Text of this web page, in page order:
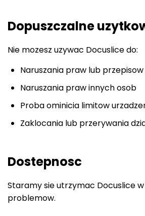
Dopuszczalne
Nie mozesz uzywac Docuslice do:
Naruszania praw lub przepisow
Naruszania praw innych osob
Proba ominicia limitow
Zaklocania lub przerywania
Dostepnosc
Staramy sie utrzymac Docuslice
problemow.